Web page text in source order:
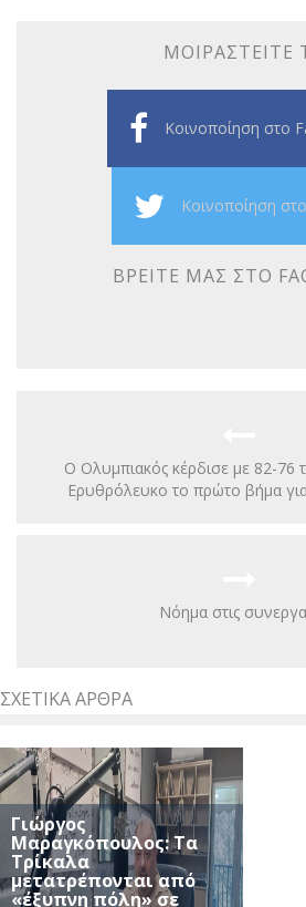
ΜΟΙΡΑΣΤΕΊΤΕ
Κοινοποίηση στο
Κοινοποίηση
ΒΡΕΊΤΕ ΜΑΣ ΣΤΟ
O Ολυμπιακός κέρδισε με 82-76
Ερυθρόλευκο το πρώτο βήμα
Νόημα στις
ΣΧΕΤΙΚΆ ΆΡΘΡΑ
Γιώργος
Μαραγκόπουλος: Τα
Τρίκαλα
μετατρέπονται από
«έξυπνη πόλη» σε